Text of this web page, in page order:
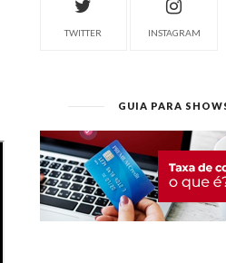
TWITTER INSTAGRAM
GUIA PARA